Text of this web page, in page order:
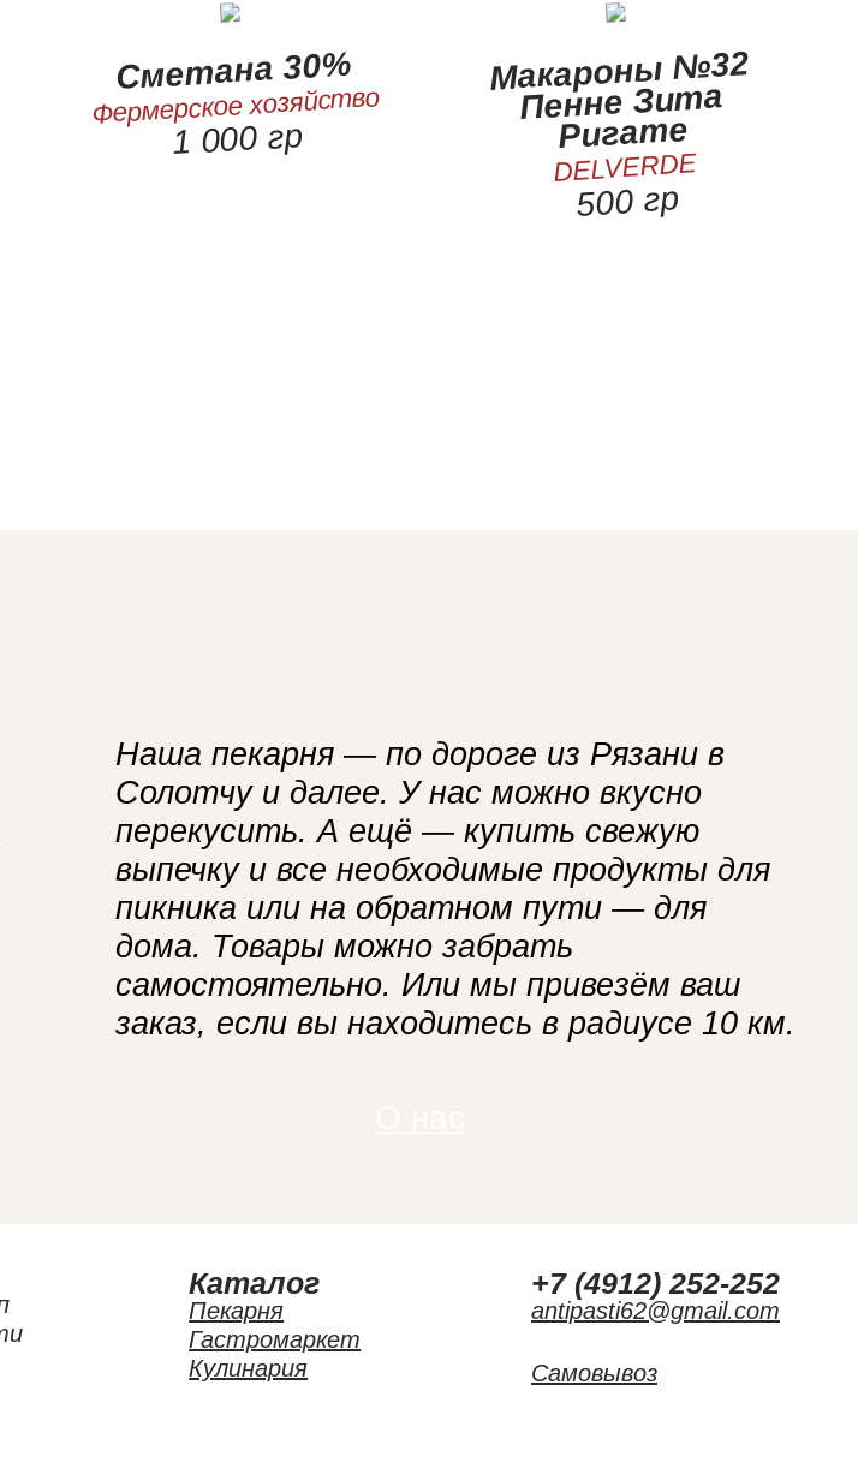
Сметана 30%
Фермерское хозяйство
1 000 гр
Макароны №32
Пенне Зита
Ригате
DELVERDE
500 гр
Наша пекарня — по дороге из Рязани в
Солотчу и далее. У нас можно вкусно
перекусить. А ещё — купить свежую
выпечку и все необходимые продукты для
пикника или на обратном пути — для
дома. Товары можно забрать
самостоятельно. Или мы привезём ваш
заказ, если вы находитесь в радиусе 10 км.
Каталог
Пекарня
Гастромаркет
Кулинария
+7 (4912) 252-252
antipasti62@gmail.com
Самовывоз